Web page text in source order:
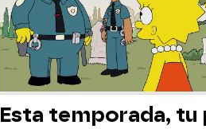
Esta temporada, tu